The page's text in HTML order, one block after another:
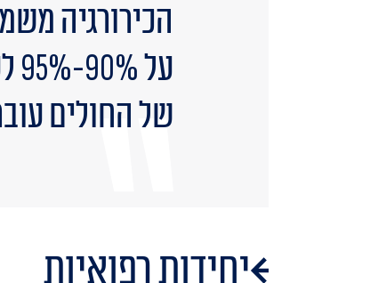
הכירורגיה
של החולים
יחידות רפואיות